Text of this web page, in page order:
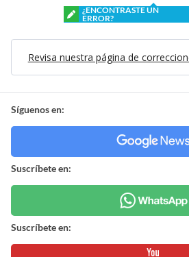
¿ENCONTRASTE UN
ERROR?
Revisa nuestra página de
Síguenos en:
Suscríbete en:
Suscríbete en: